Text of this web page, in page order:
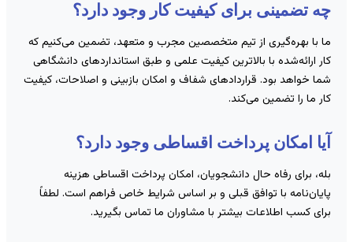
تضمینی برای کیفیت کار وجود دارد؟
با بهره‌گیری از تیم متخصصین مجرب و متعهد، تضمین می‌کنیم که
ارائه‌شده با بالاترین کیفیت علمی و طبق استانداردهای دانشگاهی
خواهد بود. قراردادهای شفاف و امکان بازبینی و اصلاحات، کیفیت
ما را تضمین می‌کند.
امکان پرداخت اقساطی وجود دارد؟
برای رفاه حال دانشجویان، امکان پرداخت اقساطی هزینه
با توافق قبلی و بر اساس شرایط خاص فراهم است. لطفاً
کسب اطلاعات بیشتر با مشاوران ما تماس بگیرید.